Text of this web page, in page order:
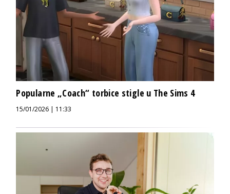
Popularne „Coach“ torbice stigle u The Sims 4
15/01/2026 | 11:33